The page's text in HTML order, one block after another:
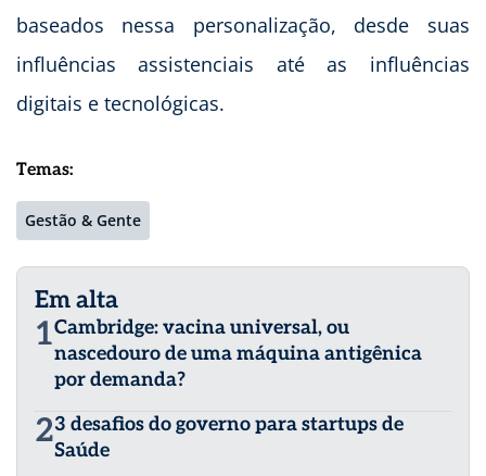
baseados nessa personalização, desde suas
influências assistenciais até as influências
digitais e tecnológicas.
Temas:
Gestão & Gente
Em alta
1Cambridge: vacina universal, ou
nascedouro de uma máquina antigênica
por demanda?
23 desafios do governo para startups de
Saúde